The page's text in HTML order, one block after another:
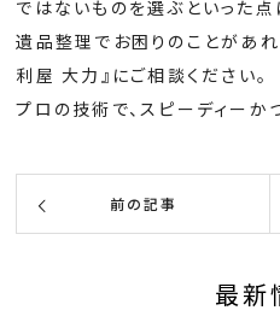
ではないものを選ぶといった点
遺品整理でお困りのことがあ
利屋 大力』にご相談ください。
プロの技術で、スピーディーか
前の記事
最新